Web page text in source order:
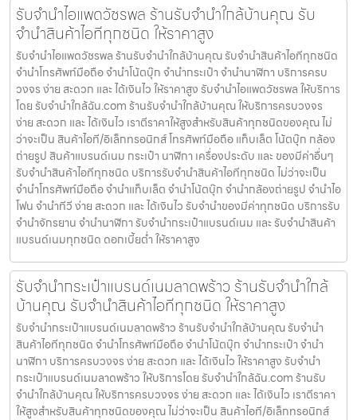
รับจำนำไอแพดวัชรพล ร้านรับจำนำใกล้บ้านคุณ รับ
จำนำสินค้าไอทีทุกชนิด ให้ราคาสูง
รับจำนำไอแพดวัชรพล ร้านรับจำนำใกล้บ้านคุณ รับจำนำสินค้าไอทีทุกชนิด
จำนำโทรศัพท์มือถือ จำนำโน้ตบุ๊ก จำนำกระเป๋า จำนำนาฬิกา บริการครบ
วงจร ง่าย สะดวก และ ได้เงินไว ให้ราคาสูง รับจำนำไอแพดวัชรพล ให้บริการ
โดย รับจํานําใกล้ฉัน.com ร้านรับจำนำใกล้บ้านคุณ ให้บริการครบวงจร
ง่าย สะดวก และ ได้เงินไว เราตีราคาให้สูงสำหรับสินค้าทุกชนิดของคุณ ไม่
ว่าจะเป็น สินค้าไอที/อิเล็กทรอนิกส์ โทรศัพท์มือถือ แท็บเล็ต โน้ตบุ๊ก กล้อง
ถ่ายรูป สินค้าแบรนด์เนม กระเป๋า นาฬิกา เครื่องประดับ และ ของมีค่าอื่นๆ
รับจำนำสินค้าไอทีทุกชนิด บริการรับจำนำสินค้าไอทีทุกชนิด ไม่ว่าจะเป็น
จำนำโทรศัพท์มือถือ จำนำแท็บเล็ต จำนำโน้ตบุ๊ก จำนำกล้องถ่ายรูป จำนำไอ
โฟน จำนำทีวี ง่าย สะดวก และ ได้เงินไว รับจำนำของมีค่าทุกชนิด บริการรับ
จำนำจักรยาน จำนำนาฬิกา รับจำนำกระเป๋าแบรนด์เนม และ รับจำนำสินค้า
แบรนด์เนมทุกชนิด ดอกเบี้ยต่ำ ให้ราคาสูง
รับจำนำกระเป๋าแบรนด์เนมลาดพร้าว ร้านรับจำนำใกล้
บ้านคุณ รับจำนำสินค้าไอทีทุกชนิด ให้ราคาสูง
รับจำนำกระเป๋าแบรนด์เนมลาดพร้าว ร้านรับจำนำใกล้บ้านคุณ รับจำนำ
สินค้าไอทีทุกชนิด จำนำโทรศัพท์มือถือ จำนำโน้ตบุ๊ก จำนำกระเป๋า จำนำ
นาฬิกา บริการครบวงจร ง่าย สะดวก และ ได้เงินไว ให้ราคาสูง รับจำนำ
กระเป๋าแบรนด์เนมลาดพร้าว ให้บริการโดย รับจํานําใกล้ฉัน.com ร้านรับ
จำนำใกล้บ้านคุณ ให้บริการครบวงจร ง่าย สะดวก และ ได้เงินไว เราตีราคา
ให้สูงสำหรับสินค้าทุกชนิดของคุณ ไม่ว่าจะเป็น สินค้าไอที/อิเล็กทรอนิกส์